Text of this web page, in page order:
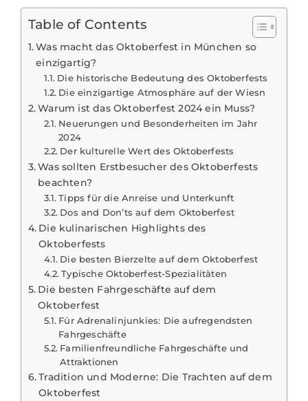
Table of Contents
Was macht das Oktoberfest in München so
einzigartig?
Die historische Bedeutung des Oktoberfests
Die einzigartige Atmosphäre auf der Wiesn
Warum ist das Oktoberfest 2024 ein Muss?
Neuerungen und Besonderheiten im Jahr
2024
Der kulturelle Wert des Oktoberfests
Was sollten Erstbesucher des Oktoberfests
beachten?
Tipps für die Anreise und Unterkunft
Dos and Don’ts auf dem Oktoberfest
Die kulinarischen Highlights des
Oktoberfests
Die besten Bierzelte auf dem Oktoberfest
Typische Oktoberfest-Spezialitäten
Die besten Fahrgeschäfte auf dem
Oktoberfest
Für Adrenalinjunkies: Die aufregendsten
Fahrgeschäfte
Familienfreundliche Fahrgeschäfte und
Attraktionen
Tradition und Moderne: Die Trachten auf dem
Oktoberfest